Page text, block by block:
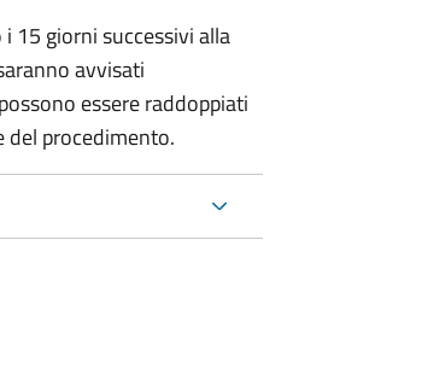
15 giorni successivi alla
avvisati
essere raddoppiati
del procedimento.